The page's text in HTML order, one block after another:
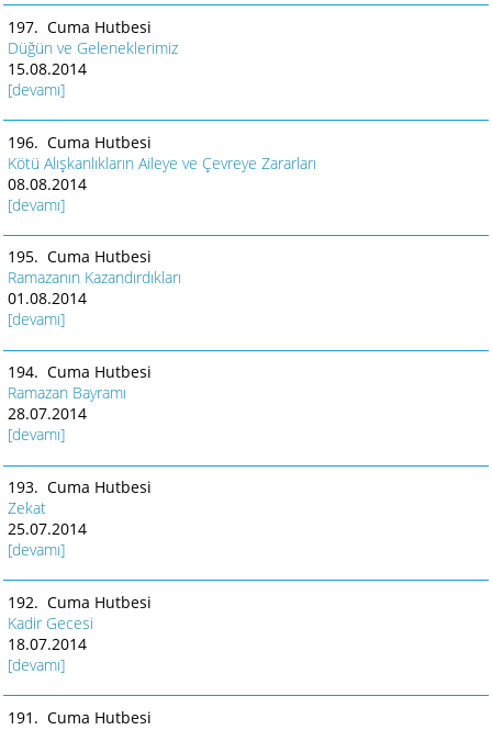
197. Cuma Hutbesi
Düğün ve Geleneklerimiz
15.08.2014
[devamı]
196. Cuma Hutbesi
Kötü Alışkanlıkların Aileye ve Çevreye Zararları
08.08.2014
[devamı]
195. Cuma Hutbesi
Ramazanın Kazandırdıkları
01.08.2014
[devamı]
194. Cuma Hutbesi
Ramazan Bayramı
28.07.2014
[devamı]
193. Cuma Hutbesi
Zekat
25.07.2014
[devamı]
192. Cuma Hutbesi
Kadir Gecesi
18.07.2014
[devamı]
191. Cuma Hutbesi